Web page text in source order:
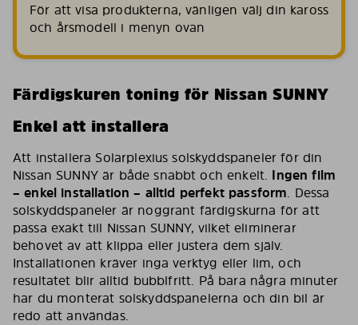
För att visa produkterna, vänligen välj din kaross
och årsmodell i menyn ovan
Färdigskuren toning för Nissan SUNNY
Enkel att installera
Att installera Solarplexius solskyddspaneler för din
Nissan SUNNY är både snabbt och enkelt. Ingen film
– enkel installation – alltid perfekt passform. Dessa
solskyddspaneler är noggrant färdigskurna för att
passa exakt till Nissan SUNNY, vilket eliminerar
behovet av att klippa eller justera dem själv.
Installationen kräver inga verktyg eller lim, och
resultatet blir alltid bubblfritt. På bara några minuter
har du monterat solskyddspanelerna och din bil är
redo att användas.